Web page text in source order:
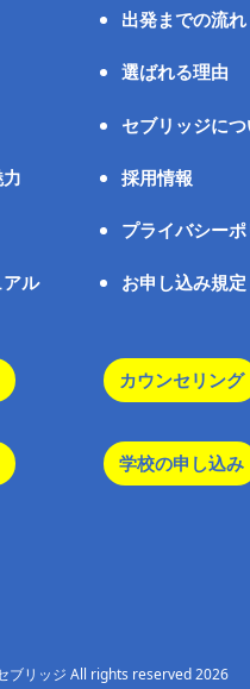
ル
出発までの流れ
選ばれる理由
セブリッジに
採用情報
プライバシー
お申し込み規定
カウンセリング
学校の申し込み
ブリッジ All rights reserved 2026